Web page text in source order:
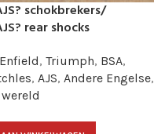
schokbrekers/
rear shocks
, Triumph, BSA,
, AJS, Andere Engelse,